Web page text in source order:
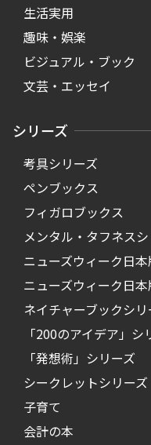
生活実用
趣味・娯楽
ビジュアル・ブック
文芸・エッセイ
シリーズ
考具シリーズ
ペンブックス
フィガロブックス
メンタル・タフネス
ニューズウィーク日
ニューズウィーク日
ネイチャーブックシリ
「200のアイデア」シ
「発想術」シリーズ
シークレットシリーズ
子育て
会計の本